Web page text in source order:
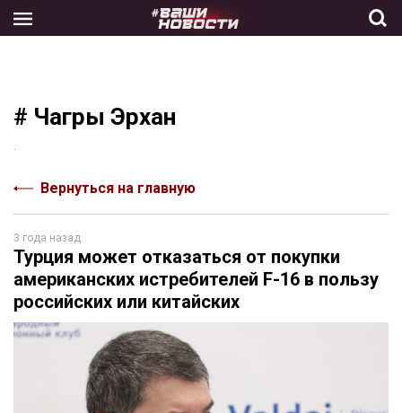
the
# Чагры Эрхан
Вернуться на главную
3 года назад
Турция может отказаться от покупки
американских истребителей F-16 в пользу
российских или китайских